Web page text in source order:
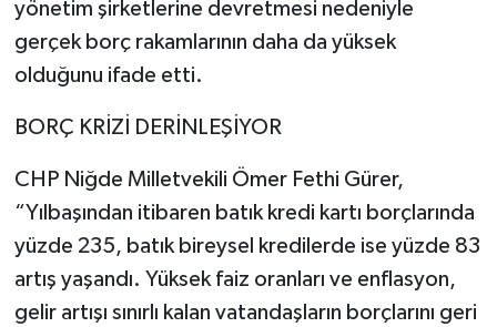
yönetim şirketlerine devretmesi nedeniyle
gerçek borç rakamlarının daha da yüksek
olduğunu ifade etti.
BORÇ KRİZİ DERİNLEŞİYOR
CHP Niğde Milletvekili Ömer Fethi Gürer,
“Yılbaşından itibaren batık kredi kartı borçlarında
yüzde 235, batık bireysel kredilerde ise yüzde 83
artış yaşandı. Yüksek faiz oranları ve enflasyon,
gelir artışı sınırlı kalan vatandaşların borçlarını geri